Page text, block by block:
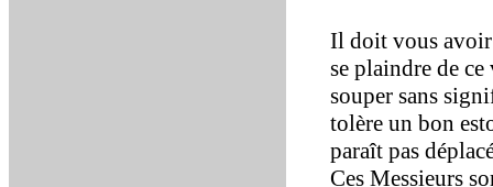
Il doit vous avoir
se plaindre de ce
souper sans
tolère un bon
paraît pas
Ces Messieurs